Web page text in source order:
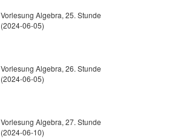
Vorlesung Algebra, 25. Stunde
(2024-06-05)
Vorlesung Algebra, 26. Stunde
(2024-06-05)
Vorlesung Algebra, 27. Stunde
(2024-06-10)